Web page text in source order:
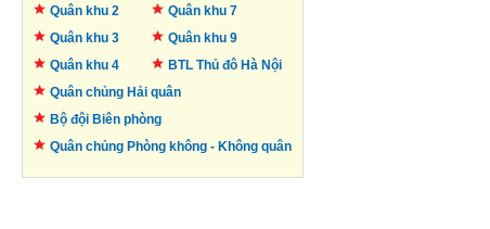
Quân khu 2
Quân khu 3
Quân khu 4
Quân khu 7
Quân khu 9
BTL Thủ đô Hà Nội
Quân chủng Hải quân
Bộ đội Biên phòng
Quân chủng Phòng không - Không quân